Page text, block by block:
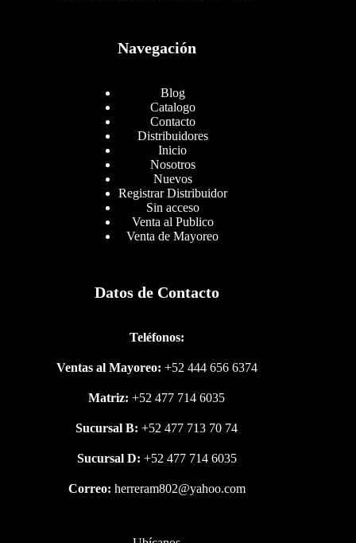
Navegación
Blog
Catalogo
Contacto
Distribuidores
Inicio
Nosotros
Nuevos
Registrar Distribuidor
Sin acceso
Venta al Publico
Venta de Mayoreo
Datos de Contacto
Teléfonos:
Ventas al Mayoreo: +52 444 656 6374
Matriz: +52 477 714 6035
Sucursal B:+52 477 713 70 74
Sucursal D: +52 477 714 6035
Correo: herreram802@yahoo.com